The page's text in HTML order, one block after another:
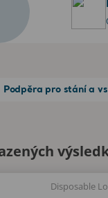
Podpěra pro stání a